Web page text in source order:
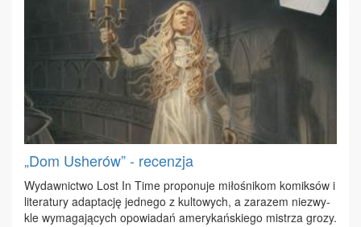
„Dom Usherów” - recenzja
Wy­daw­nic­two Lost In Ti­me pro­po­nu­je mi­ło­śni­kom ko­mik­sów i
li­te­ra­tu­ry ad­ap­ta­cję jed­ne­go z kul­to­wych, a za­ra­zem nie­zwy­
kle wy­ma­ga­ją­cych opo­wia­dań ame­ry­kań­skie­go mi­strza gro­zy.